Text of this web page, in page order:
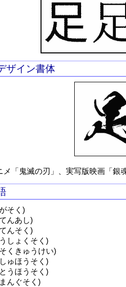
ザイン書体
メ「鬼滅の刃」、実写版映画「銀
そく)
んあし)
んそく)
しょくそく)
くきゅうけい)
ゅほうそく)
うほうそく)
んぐそく)